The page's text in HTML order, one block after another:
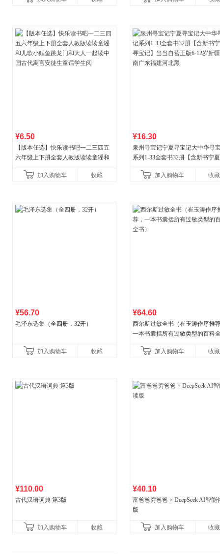
¥6.50
【版本任选】快乐读书吧一二三四五
六年级上下册全套人教版读读童谣和
古代寓言安徒生童话学生阅
加入购物车 收藏
¥16.30
泉州寻宝记宁夏寻宝记大中华寻
系列1-33全套书32册【含新书宁
广东福建河北黑
加入购物车 收藏
¥56.70
毛泽东选集（全四册，32开）
加入购物车 收藏
¥64.60
西尔斯过敏全书（崔玉涛作序推
一本书囊括所有过敏类型的百科
加入购物车
收藏
¥110.00
古代汉语词典 第3版
加入购物车 收藏
¥40.10
富爸爸穷爸爸 × DeepSeek AI智能
版
加入购物车 收藏